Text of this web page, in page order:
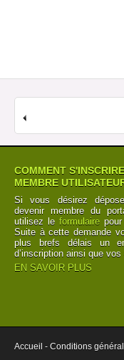
COMMENT
MEMBRE
Si vous désirez
devenir membre du
utilisez leformulaire
Suite à cette demande
plus brefs délais un
d’inscription ainsi que
EN SAVOIR PLUS
Accueil - Conditions